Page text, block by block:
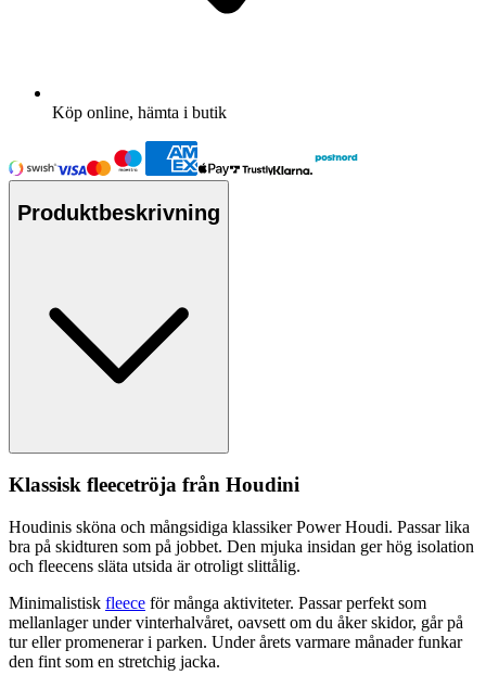
Köp online, hämta i butik
Produktbeskrivning
Klassisk fleecetröja från Houdini
Houdinis sköna och mångsidiga klassiker Power Houdi. Passar lika
bra på skidturen som på jobbet. Den mjuka insidan ger hög isolation
och fleecens släta utsida är otroligt slittålig.
Minimalistisk fleece för många aktiviteter. Passarperfekt som
mellanlager under vinterhalvåret, oavsett om du åker skidor, går på
tur eller promenerar i parken. Under årets varmare månader funkar
den fint som en stretchig jacka.